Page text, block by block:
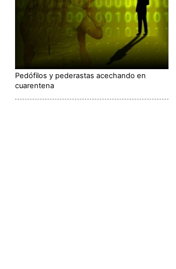
Pedófilos y pederastas acechando en
cuarentena